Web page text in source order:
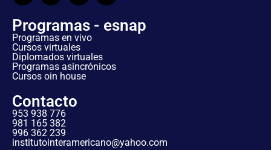
Programas - esnap
Programas en vivo
Cursos virtuales
Diplomados virtuales
Programas asincrónicos
Cursos oin house
Contacto
953 938 776
981 165 382
996 362 239
institutointeramericano@yahoo.com